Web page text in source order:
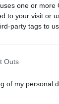
one or
to your visit or
party tags to
Outs
of my personal
resultado
un